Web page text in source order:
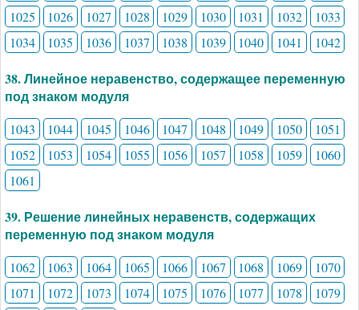
1025
1026 1027 1028 1029 1030 1031 1032
1033
1034
1035 1036 1037 1038 1039 1040 1041 1042
38. Линейное неравенство, содержащее переменную
под знаком модуля
1043 1044 1045 1046 1047 1048 1049 1050
1051
1052
1053 1054 1055 1056 1057 1058 1059
1060
1061
39. Решение линейных неравенств, содержащих
переменную под знаком модуля
1062 1063 1064 1065 1066 1067 1068 1069
1070
1071
1072 1073 1074 1075 1076 1077 1078
1079